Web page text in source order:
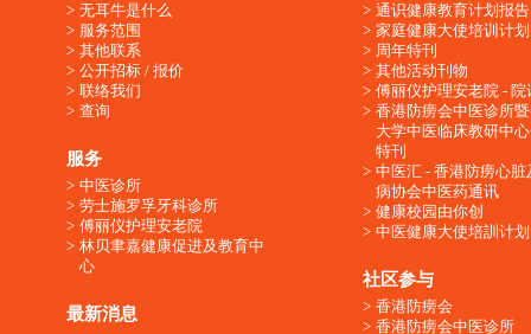
无耳牛是什么
服务范围
其他联系
公开招标 / 报价
联络我们
查询
服务
中医诊所
劳士施罗孚牙科诊所
傅丽仪护理安老院
林贝聿嘉健康促进及教育中
心
最新消息
通识健康教育计划报告
家庭健康大使培训计划
周年特刊
其他活动刊物
傅丽仪护理安老院 - 院
香港防痨会中医诊所
大学中医临床教研中
特刊
中医汇 - 香港防痨心脏
病协会中医药通讯
健康校园由你创
中医健康大使培訓计划
社区参与
香港防痨会
香港防痨会中医诊所